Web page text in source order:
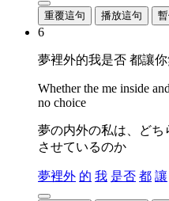
重覆這句 播放這句
6
夢裡外的我是否 都讓
Whether the me inside
no choice
夢の内外の私は、どち
させているのか
夢裡外 的 我 是否 都 讓